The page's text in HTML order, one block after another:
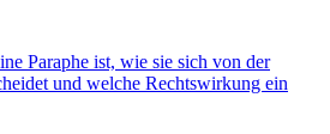
Paraphe ist, wie sie sich von der
und welche Rechtswirkung ein